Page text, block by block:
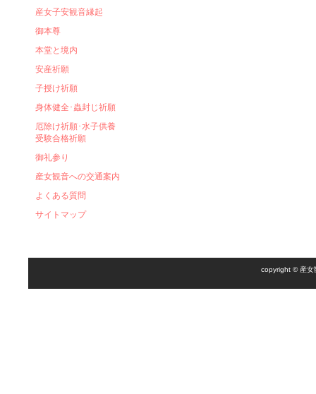
産女子安観音縁起
御本尊
本堂と境内
安産祈願
子授け祈願
身体健全･蟲封じ祈願
厄除け祈願･水子供養
受験合格祈願
御礼参り
産女観音への交通案内
よくある質問
サイトマップ
copyright © 産女